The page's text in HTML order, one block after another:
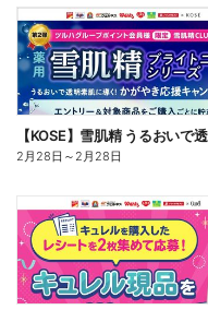
2月28日 ～ 2月28日